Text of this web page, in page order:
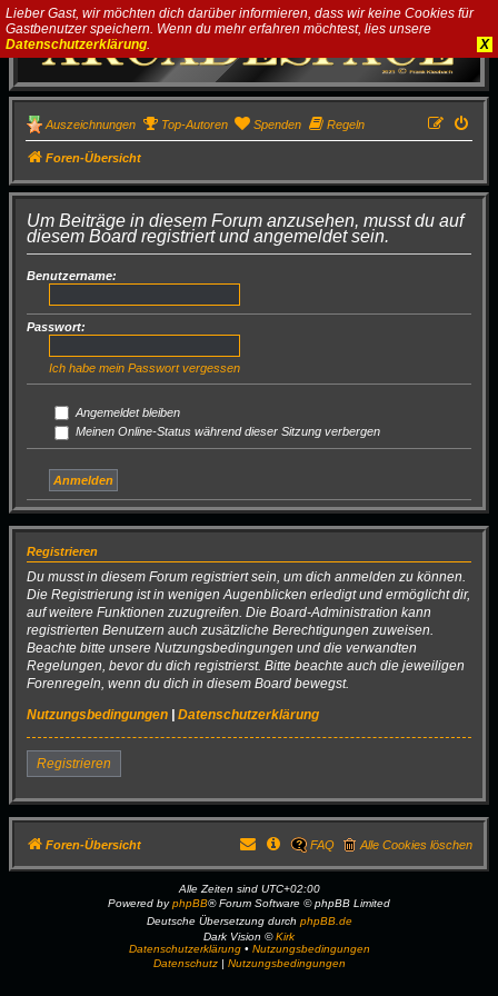
Lieber Gast, wir möchten dich darüber informieren, dass wir keine Cookies für
Gastbenutzer speichern. Wenn du mehr erfahren möchtest, lies unsere
Datenschutzerklärung. X
Auszeichnungen Top-Autoren Spenden Regeln
Foren-Übersicht
Um Beiträge in diesem Forum anzusehen, musst du auf
diesem Board registriert und angemeldet sein.
Benutzername:
Passwort:
Ich habe mein Passwort vergessen
Angemeldet bleiben
Meinen Online-Status während dieser Sitzung verbergen
Registrieren
Du musst in diesem Forum registriert sein, um dich anmelden zu können.
Die Registrierung ist in wenigen Augenblicken erledigt und ermöglicht dir,
auf weitere Funktionen zuzugreifen. Die Board-Administration kann
registrierten Benutzern auch zusätzliche Berechtigungen zuweisen.
Beachte bitte unsere Nutzungsbedingungen und die verwandten
Regelungen, bevor du dich registrierst. Bitte beachte auch die jeweiligen
Forenregeln, wenn du dich in diesem Board bewegst.
Nutzungsbedingungen
Datenschutzerklärung
Registrieren
Foren-Übersicht Alle Cookies löschen
FAQ
Alle Zeiten sind UTC+02:00
Powered byphpBB® Forum Software © phpBB Limited
Deutsche Übersetzung durch phpBB.de
Dark Vision ©Kirk
Datenschutzerklärung• Nutzungsbedingungen
Datenschutz| Nutzungsbedingungen